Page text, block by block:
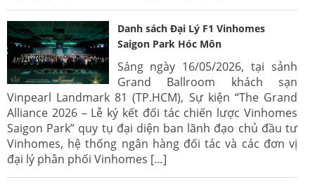
Danh sách Đại Lý F1 Vinhomes
Saigon Park Hóc Môn
Sáng ngày 16/05/2026, tại sảnh
Grand Ballroom khách sạn
Vinpearl Landmark 81 (TP.HCM), Sự kiện “The Grand
Alliance 2026 – Lễ ký kết đối tác chiến lược Vinhomes
Saigon Park” quy tụ đại diện ban lãnh đạo chủ đầu tư
Vinhomes, hệ thống ngân hàng đối tác và các đơn vị
đại lý phân phối Vinhomes […]